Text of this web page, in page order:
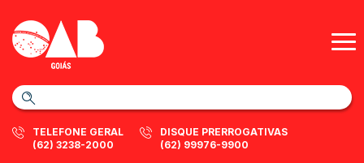
TELEFONE GERAL
(62) 3238-2000
DISQUE PRERROGATIVAS
(62) 99976-9900